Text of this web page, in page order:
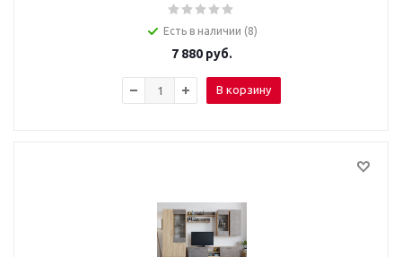
Есть в наличии (8)
7 880руб.
В корзину